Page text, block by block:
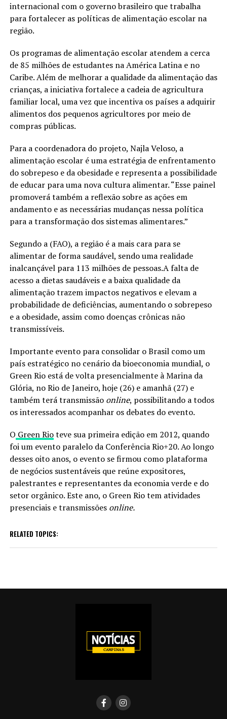
internacional com o governo brasileiro que trabalha
para fortalecer as políticas de alimentação escolar na
região.
Os programas de alimentação escolar atendem a cerca
de 85 milhões de estudantes na América Latina e no
Caribe. Além de melhorar a qualidade da alimentação das
crianças, a iniciativa fortalece a cadeia de agricultura
familiar local, uma vez que incentiva os países a adquirir
alimentos dos pequenos agricultores por meio de
compras públicas.
Para a coordenadora do projeto, Najla Veloso, a
alimentação escolar é uma estratégia de enfrentamento
do sobrepeso e da obesidade e representa a possibilidade
de educar para uma nova cultura alimentar. “Esse painel
promoverá também a reflexão sobre as ações em
andamento e as necessárias mudanças nessa política
para a transformação dos sistemas alimentares.”
Segundo a (FAO), a região é a mais cara para se
alimentar de forma saudável, sendo uma realidade
inalcançável para 113 milhões de pessoas.A falta de
acesso a dietas saudáveis e a baixa qualidade da
alimentação trazem impactos negativos e elevam a
probabilidade de deficiências, aumentando o sobrepeso
e a obesidade, assim como doenças crônicas não
transmissíveis.
Importante evento para consolidar o Brasil como um
país estratégico no cenário da bioeconomia mundial, o
Green Rio está de volta presencialmente à Marina da
Glória, no Rio de Janeiro, hoje (26) e amanhã (27) e
também terá transmissão online, possibilitando a todos
os interessados acompanhar os debates do evento.
O Green Rioteve sua primeira edição em 2012, quando
foi um evento paralelo da Conferência Rio+20. Ao longo
desses oito anos, o evento se firmou como plataforma
de negócios sustentáveis que reúne expositores,
palestrantes e representantes da economia verde e do
setor orgânico. Este ano, o Green Rio tem atividades
presenciais e transmissões online.
RELATED TOPICS: